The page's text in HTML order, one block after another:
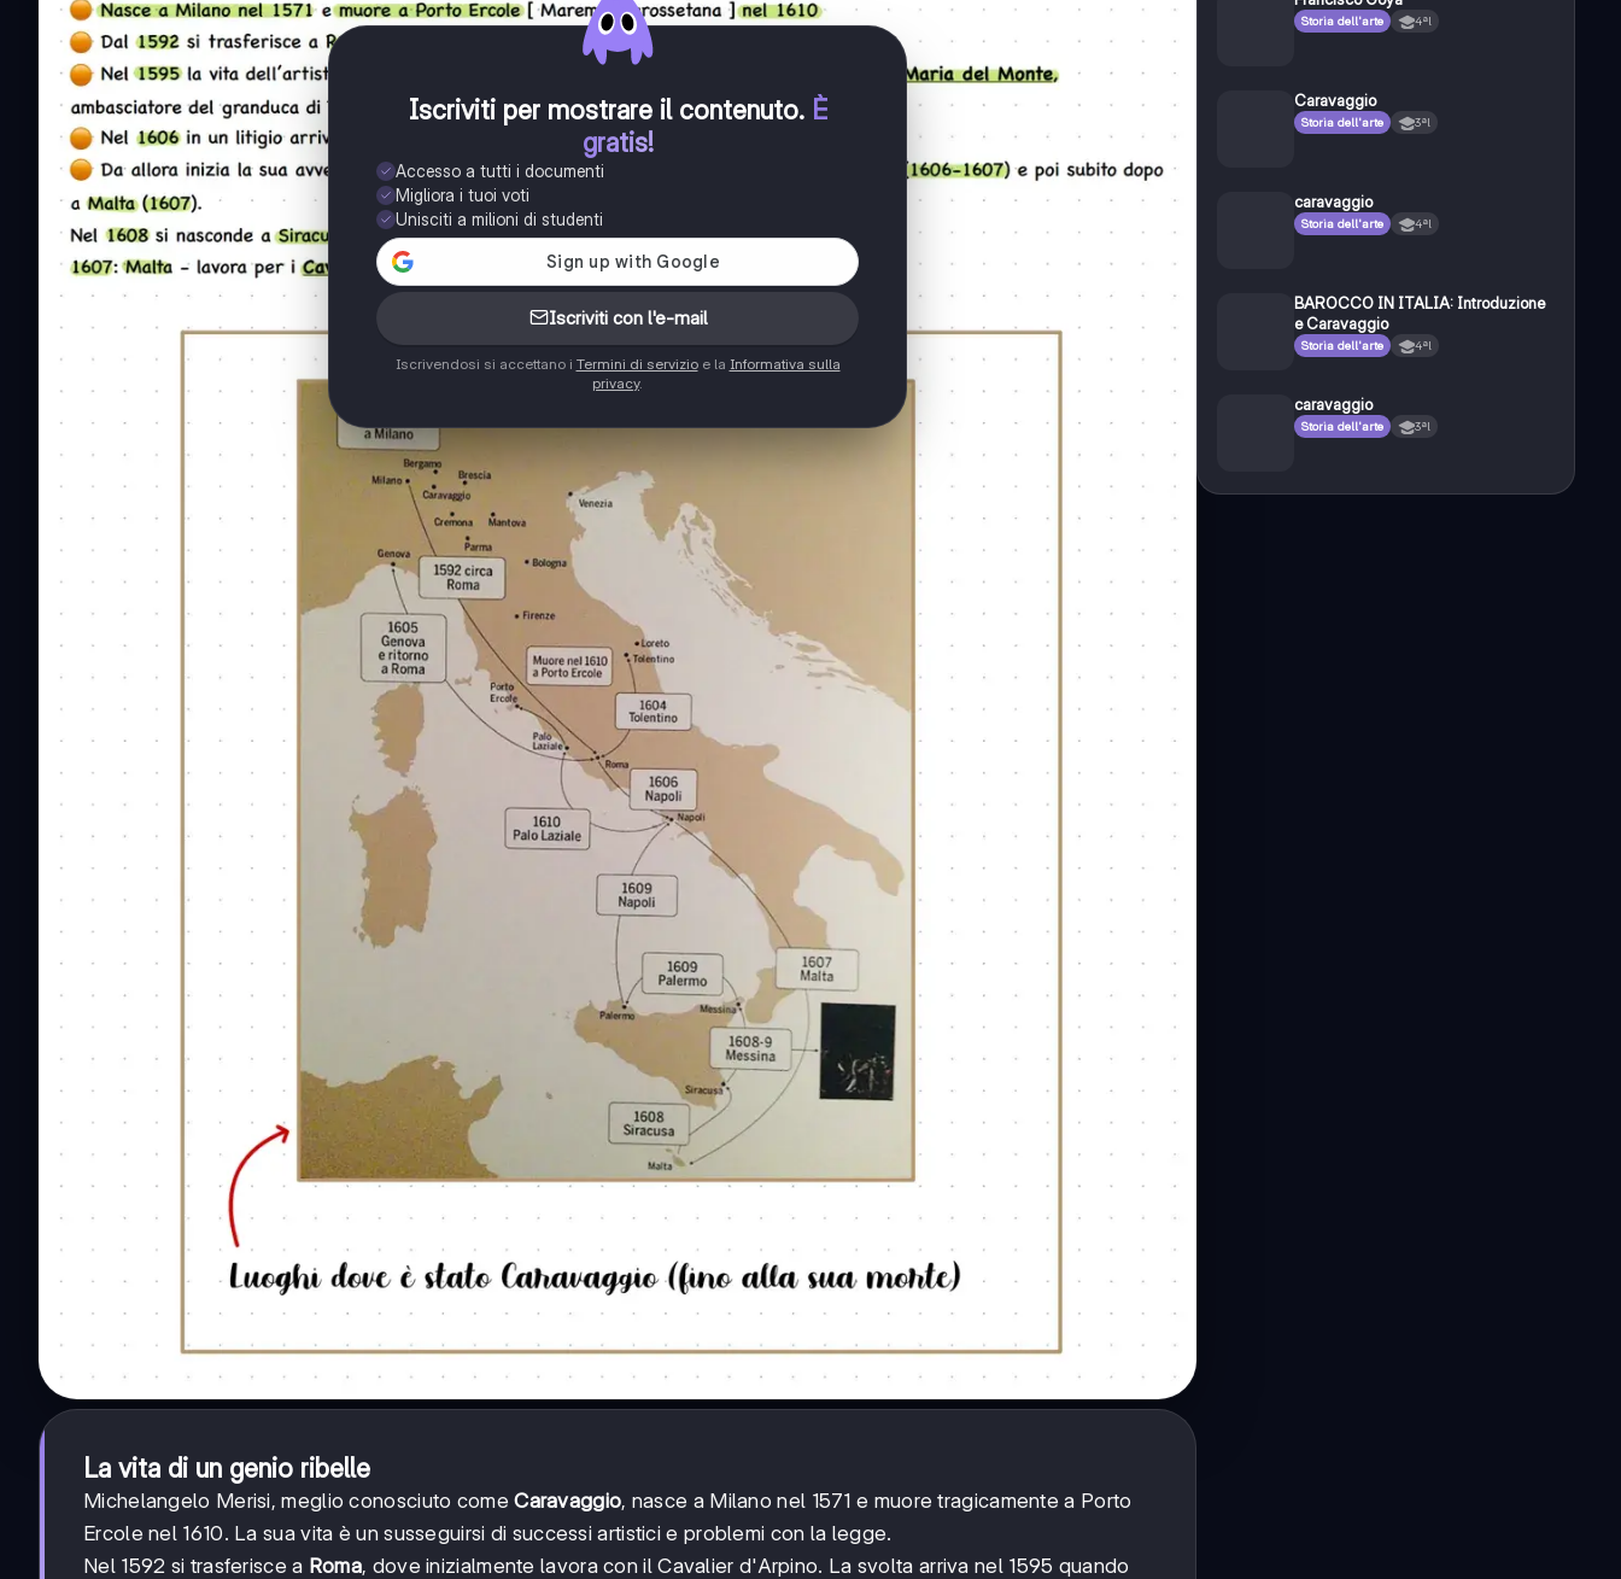
Iscriviti per mostrare il contenuto. È
gratis!
Accesso a tutti i documenti
Migliora i tuoi voti
Unisciti a milioni di studenti
Iscriviti con l'e-mail
Iscrivendosi si accettano i Termini di servizioe la Informativa sulla
privacy.
La vita di un genio ribelle
Michelangelo Merisi, meglio conosciuto comeCaravaggio, nasce a Milano nel 1571 e muore tragicamente a Porto
Ercole nel 1610. La sua vita è un susseguirsi di successi artistici e problemi con la legge.
Nel 1592 si trasferisce a Roma, dove inizialmente lavora con il Cavalier d'Arpino. La svolta arriva nel 1595 quando
Storia dell'arte 4ªl
Caravaggio
Storia dell'arte 3ªl
caravaggio
Storia dell'arte 4ªl
BAROCCO IN ITALIA: Introduzione
e Caravaggio
Storia dell'arte 4ªl
caravaggio
Storia dell'arte 3ªl